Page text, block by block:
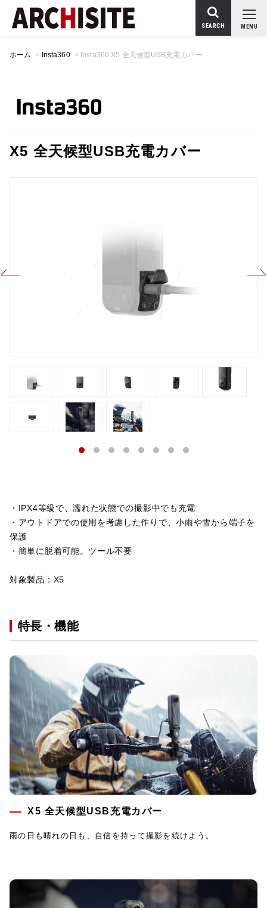
MENU
SEARCH
ホーム > Insta360 > Insta360 X5 全天候型USB充電カバー
X5 全天候型USB充電カバー
・IPX4等級で、濡れた状態での撮影中でも充電
・アウトドアでの使用を考慮した作りで、小雨や雪から端子を
保護
・簡単に脱着可能。ツール不要
対象製品：X5
特長・機能
X5 全天候型USB充電カバー
雨の日も晴れの日も、自信を持って撮影を続けよう。